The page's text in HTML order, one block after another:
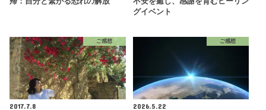
グイベント
ご感想
2017.7.8
ご感想
2026.5.22